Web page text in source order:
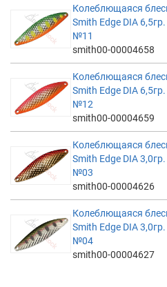
Колеблющаяся
Smith Edge DIA 6,5гр.
№11
smith00-00004658
Колеблющаяся
Smith Edge DIA 6,5гр.
№12
smith00-00004659
Колеблющаяся
Smith Edge DIA 3,0гр.
№03
smith00-00004626
Колеблющаяся
Smith Edge DIA 3,0гр.
№04
smith00-00004627